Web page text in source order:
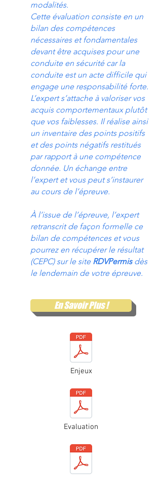
modalités.
Cette évaluation consiste en un
bilan des compétences
nécessaires et fondamentales
devant être acquises pour une
conduite en sécurité car la
conduite est un acte difficile qui
engage une responsabilité forte.
L’expert s’attache à valoriser vos
acquis comportementaux plutôt
que vos faiblesses. Il réalise ainsi
un inventaire des points positifs
et des points négatifs restitués
par rapport à une compétence
donnée. Un échange entre
l’expert et vous peut s’instaurer
au cours de l’épreuve.
À l’issue de l’épreuve, l’expert
retranscrit de façon formelle ce
bilan de compétences et vous
pourrez en récupérer le résultat
(CEPC) sur le site RDVPermisdès
le lendemain de votre épreuve.
En Savoir Plus !
Enjeux
Evaluation